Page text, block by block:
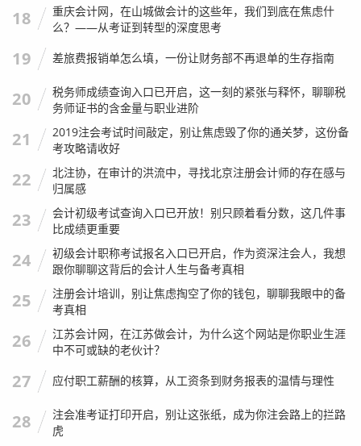
到。
要急着闹，可以保留好票根，隔天再查一次，如果隔天还查
不到，那这时候就要高度警惕了。
“阴阳发票”的伪装
这是最危险的一种情况。
所谓“阴阳发票”，就是给你看的发票是真的，也能查出来，
但是开具的内容与实际业务不符，或者，商家在系统里给你
开了票，但随后立刻作废了，而你手里拿的是一张“作废
票”。
18
重庆会计网，在山城做会计的这些年，我们到底在焦虑什
么？——从考证到转型的深度思考
19 差旅费报销单怎么填，一份让财务部不再退单的生存指南
20
税务师成绩查询入口已开启，这一刻的紧张与释怀，聊聊税
务师证书的含金量与职业进阶
21
2019注会考试时间敲定，别让焦虑毁了你的通关梦，这份备
考攻略请收好
22
北注协，在审计的洪流中，寻找北京注册会计师的存在感与
归属感
23
会计初级考试查询入口已开放！别只顾着看分数，这几件事
比成绩更重要
24
初级会计职称考试报名入口已开启，作为资深注会人，我想
跟你聊聊这背后的会计人生与备考真相
25
注册会计培训，别让焦虑掏空了你的钱包，聊聊我眼中的备
考真相
26
江苏会计网，在江苏做会计，为什么这个网站是你职业生涯
中不可或缺的老伙计？
27 应付职工薪酬的核算，从工资条到财务报表的温情与理性
28
注会准考证打印开启，别让这张纸，成为你注会路上的拦路
虎